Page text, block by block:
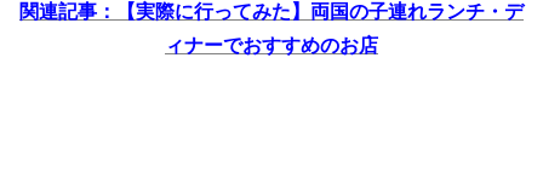
関連記事：【実際に行ってみた】両国の子連れランチ・デ
ィナーでおすすめのお店